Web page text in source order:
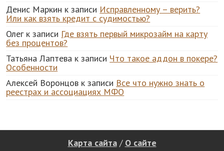
Денис Маркин к записи Исправленному – верить?
Или как взять кредит с судимостью?
Олегк записи Где взять первый микрозайм на карту
без процентов?
Татьяна Лаптева к записи Что такое аддон в покере?
Особенности
Алексей Воронцов к записи Все что нужно знать о
реестрах и ассоциациях МФО
Карта сайта/ О сайте